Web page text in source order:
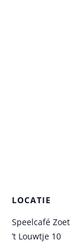
LOCATIE
Speelcafé Zoet
’t Louwtje 10